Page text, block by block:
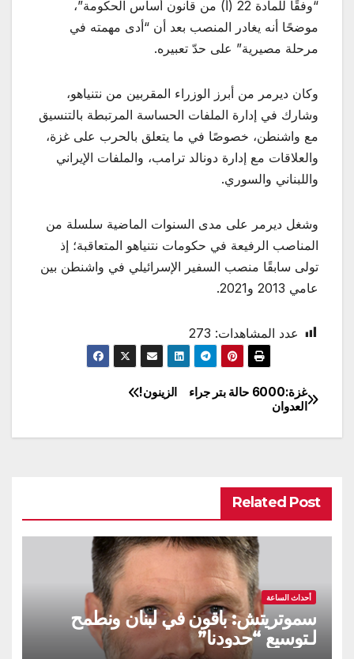
“وفقًا للمادة 22 (أ) من قانون أساس الحكومة”،
موضحًا أنه يغادر المنصب بعد أن “أدى مهمته في
مرحلة مصيرية” على حدّ تعبيره.
وكان ديرمر من أبرز الوزراء المقربين من نتنياهو،
وشارك في إدارة الملفات الحساسة المرتبطة بالتنسيق
مع واشنطن، خصوصًا في ما يتعلق بالحرب على غزة،
والعلاقات مع إدارة دونالد ترامب، والملفات الإيراني
واللبناني والسوري.
وشغل ديرمر على مدى السنوات الماضية سلسلة من
المناصب الرفيعة في حكومات نتنياهو المتعاقبة؛ إذ
تولى سابقًا منصب السفير الإسرائيلي في واشنطن بين
عامي 2013 و2021.
عدد المشاهدات: 273
تصفّح
المقالات
الزينون!
غزة:6000 حالة بتر جراء
العدوان
Related Post
أحداث الساعة
سموتريتش: باقون في لبنان ونطمح
لـتوسيع “حدودنا”